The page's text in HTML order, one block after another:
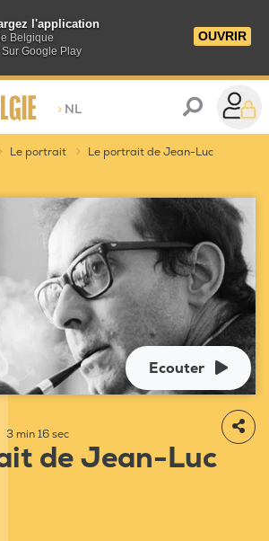
l'application
Belgique
Sur Google Play
OUVRIR
> NL
Le portrait
Le portrait de Jean-Luc
Ecouter
3 min 16 sec
de Jean-Luc